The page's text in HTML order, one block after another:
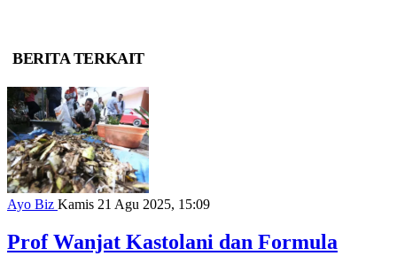
BERITA TERKAIT
Ayo Biz Kamis 21 Agu 2025, 15:09
Prof Wanjat Kastolani dan Formula